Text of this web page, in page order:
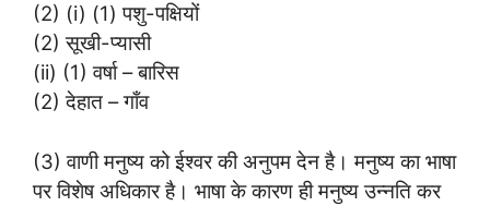
(2) (i) (1) पशु-पक्षियों
(2) सूखी-प्यासी
(ii) (1) वर्षा – बारिस
(2) देहात – गाँव
(3) वाणी मनुष्य को ईश्वर की अनुपम देन है। मनुष्य का भाषा
पर विशेष अधिकार है। भाषा के कारण ही मनुष्य उन्नति कर